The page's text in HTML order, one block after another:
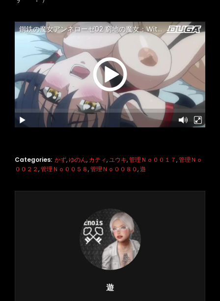
Categories: かず,ゆのん, カティ,ユウキ,管理Ｎｏ００１７,管理Ｎｏ
００２２,管理Ｎｏ００５８,管理Ｎｏ００８０,遊
Author:
遊